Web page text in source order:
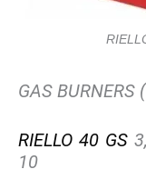
GAS BURNERS
RIELLO 40 GS
10